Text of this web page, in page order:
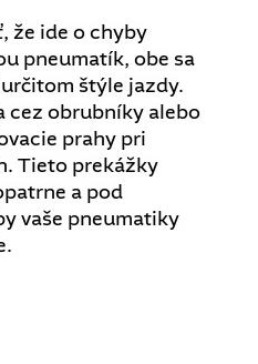
že ide o chyby
pneumatík, obe sa
štýle jazdy.
cez obrubníky alebo
prahy pri
Tieto prekážky
a pod
vaše pneumatiky